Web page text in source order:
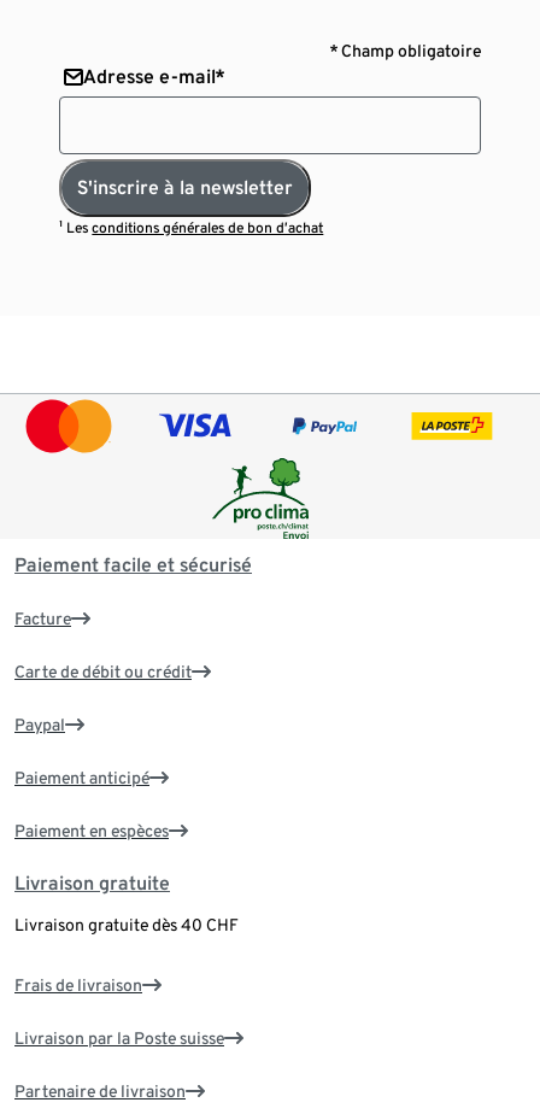
* Champ obligatoire
Adresse e-mail*
S'inscrire à la newsletter
¹ Lesconditions générales de bon d’achat
Paiement facile et sécurisé
Facture
Carte de débit ou crédit
Paypal
Paiement anticipé
Paiement en espèces
Livraison gratuite
Livraison gratuite dès 40 CHF
Frais de livraison
Livraison par la Poste suisse
Partenaire de livraison